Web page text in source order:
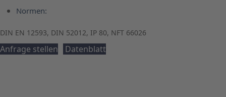
Normen:
DIN EN 12593, DIN 52012, IP 80, NFT 66026
Anfrage stellen Datenblatt